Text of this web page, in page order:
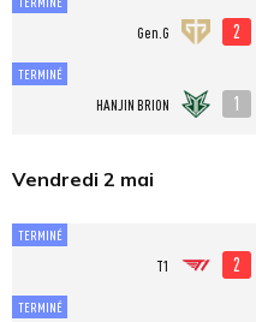
Gen.G 2
TERMINÉ
HANJIN BRION 1
Vendredi 2 mai
TERMINÉ
T1 2
TERMINÉ